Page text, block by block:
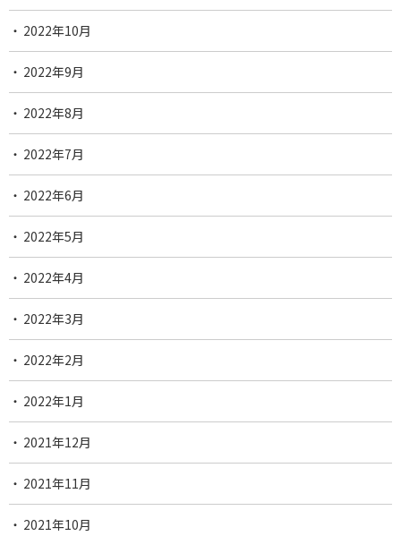
2022年10月
2022年9月
2022年8月
2022年7月
2022年6月
2022年5月
2022年4月
2022年3月
2022年2月
2022年1月
2021年12月
2021年11月
2021年10月